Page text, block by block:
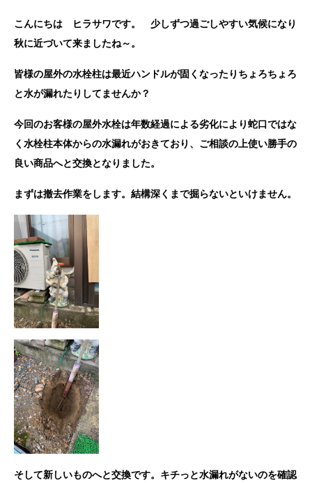
こんにちは ヒラサワです。 少しずつ過ごしやすい気候になり
秋に近づいて来ましたね～。
皆様の屋外の水栓柱は最近ハンドルが固くなったりちょろちょろ
と水が漏れたりしてませんか？
今回のお客様の屋外水栓は年数経過による劣化により蛇口ではな
く水栓柱本体からの水漏れがおきており、ご相談の上使い勝手の
良い商品へと交換となりました。
まずは撤去作業をします。結構深くまで掘らないといけません。
そして新しいものへと交換です。キチっと水漏れがないのを確認